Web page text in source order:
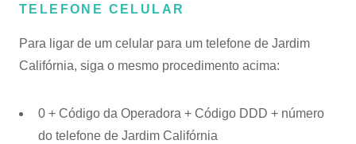
TELEFONE CELULAR
Para ligar de um celular para um telefone de Jardim
Califórnia, siga o mesmo procedimento acima:
0 + Código da Operadora + Código DDD + número
do telefone de Jardim Califórnia